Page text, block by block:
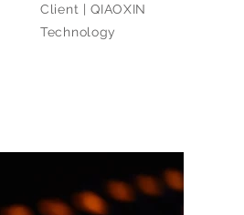
Client | QIAOXIN
Technology